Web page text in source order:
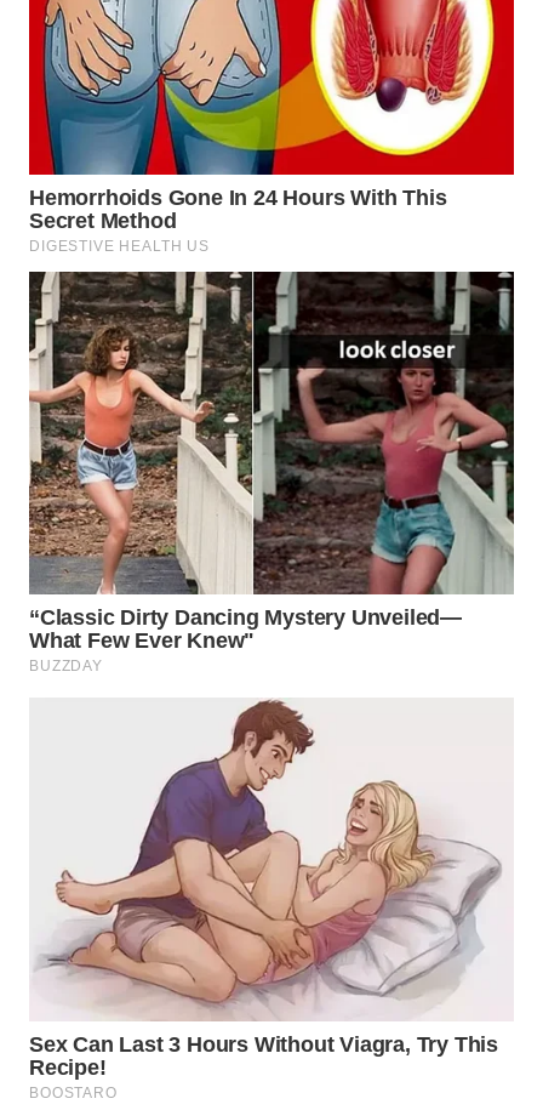
WN
TAPANULI
TENGAH
WN DELI
SERDANG
WN
TEBING
TINGGI
WN
PAKPAK
WN
KARAWANG
WN
BEKASI
WN
BOGOR
WN
SAMOSIR
PADANG
LAWAS